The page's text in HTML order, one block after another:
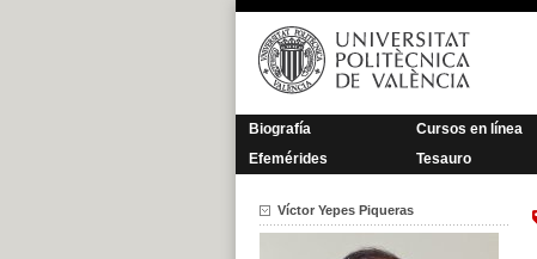
Saltar
contenido
Biografía Cursos en línea
Efemérides
Tesauro
Víctor Yepes Piqueras